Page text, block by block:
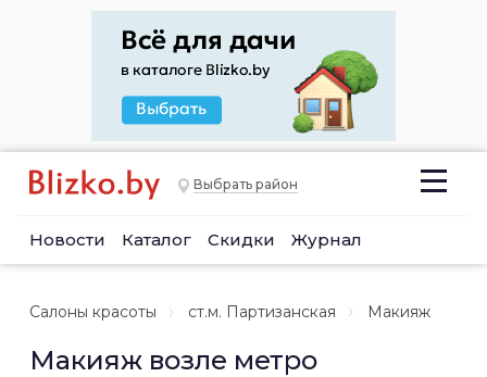
Выбрать район
Новости Каталог Скидки Журнал
Салоны красоты ст.м. Партизанская Макияж
Макияж возле метро